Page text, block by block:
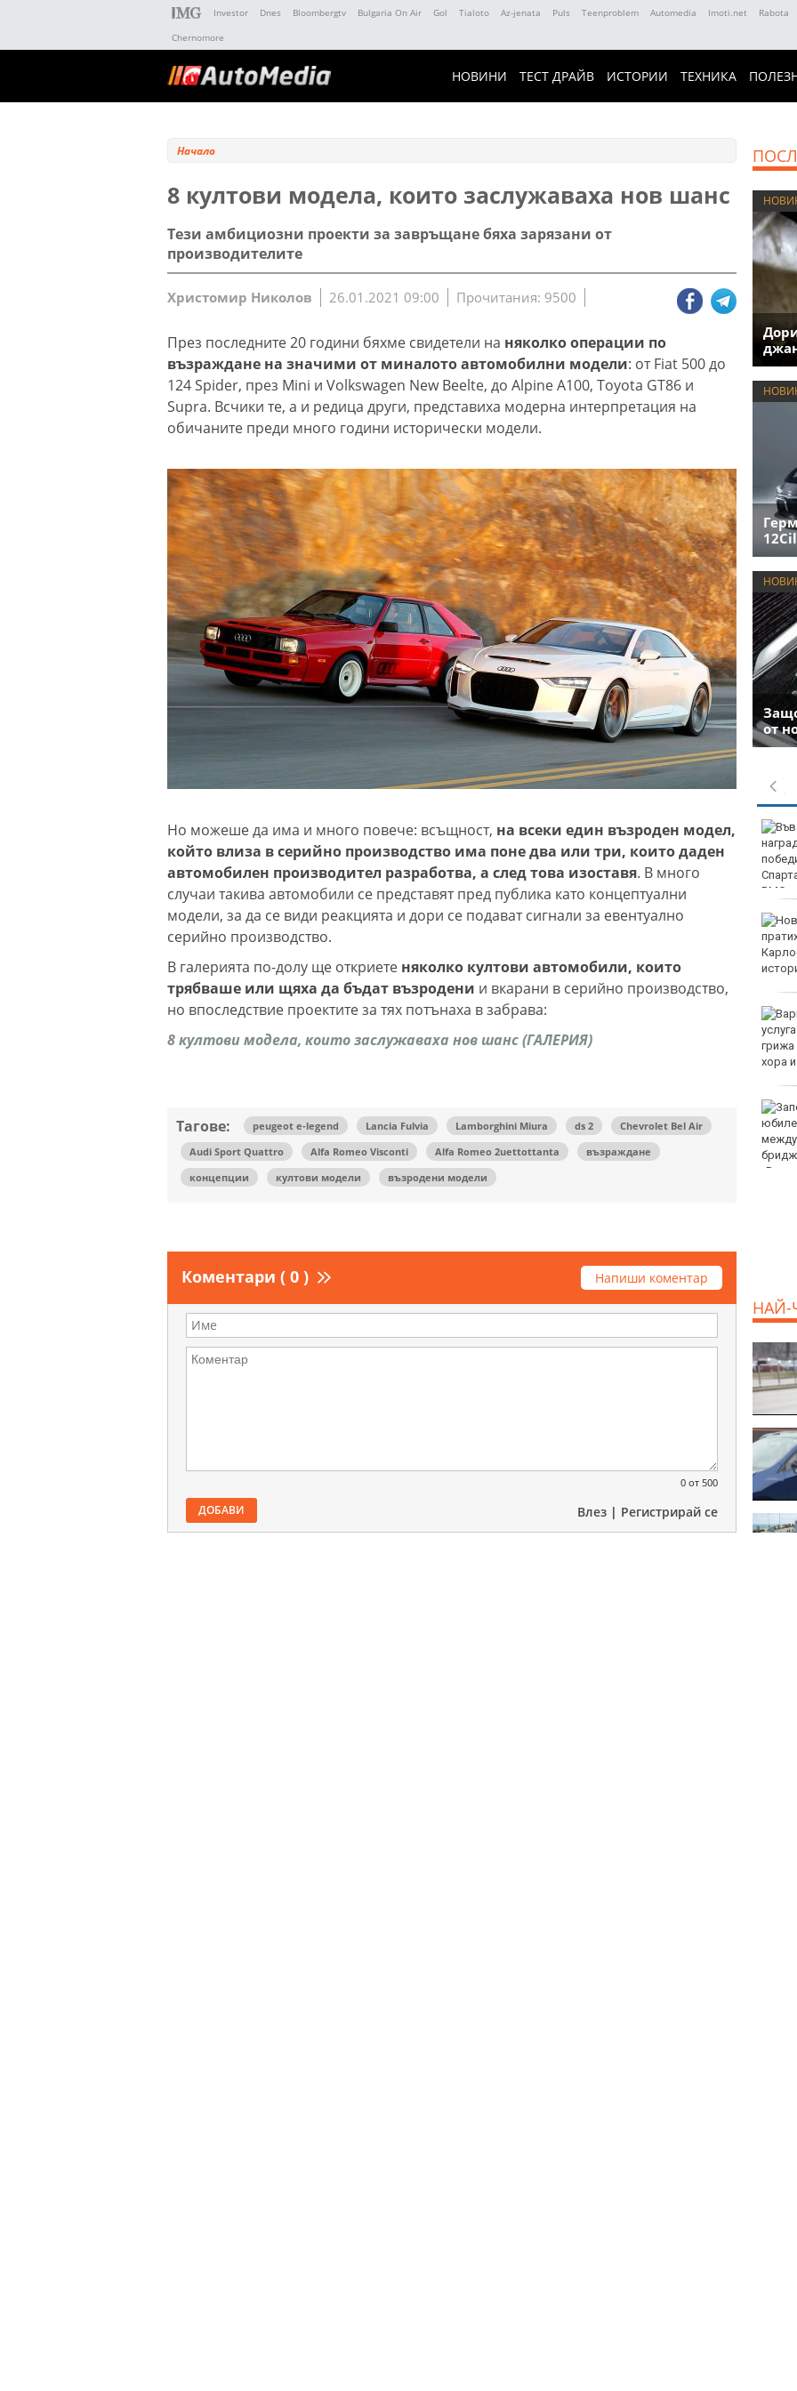
Investor Dnes Bloombergtv Bulgaria On Air Gol Tialoto Az-jenata Puls Teenproblem Automedia Imoti.net Rabota
Chernomore
НОВИНИ ТЕСТ ДРАЙВ ИСТОРИИ ТЕХНИКА
Начало
8 култови модела, които заслужаваха нов шанс
Тези амбициозни проекти за завръщане бяха зарязани от
производителите
Христомир Николов 26.01.2021 09:00 Прочитания: 9500
През последните 20 години бяхме свидетели на няколко операции по
възраждане на значими от миналото автомобилни модели: от Fiat 500 до
124 Spider, през Mini и Volkswagen New Beelte, до Alpine A100, Toyota GT86 и
Supra. Всчики те, а и редица други, представиха модерна интерпретация на
обичаните преди много години исторически модели.
Но можеше да има и много повече: всъщност, на всеки един възроден модел,
който влиза в серийно производство има поне два или три, които даден
автомобилен производител разработва, а след това изоставя. В много
случаи такива автомобили се представят пред публика като концептуални
модели, за да се види реакцията и дори се подават сигнали за евентуално
серийно производство.
В галерията по-долу ще откриете няколко култови автомобили, които
трябваше или щяха да бъдат възродени и вкарани в серийно производство,
но впоследствие проектите за тях потънаха в забрава:
8 култови модела, които заслужаваха нов шанс (ГАЛЕРИЯ)
Тагове: peugeot e-legend Lancia Fulvia Lamborghini Miura ds 2
Chevrolet Bel Air
Audi Sport Quattro
Alfa Romeo Visconti Alfa Romeo 2uettottanta
възраждане
концепции
култови модели възродени модели
Коментари ( 0 ) Напиши коментар
0 от 500
ДОБАВИ Влез | Регистрирай се
от
Във Варна наградиха
победителите в
Спартакиадата на ВМС
Нови правила пратиха
и международен бридж
фестивал „Варна“
НАЙ-